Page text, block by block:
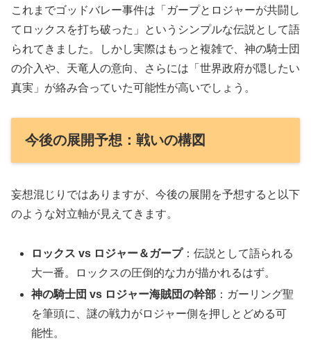
これまでゴッドバレー事件は「ガープとロジャーが共闘し
てロックスを打ち破った」というシンプルな伝説として語
られてきました。しかし実際はもっと複雑で、神の騎士団
の介入や、天竜人の意向、さらには「世界政府が隠したい
真実」が絡み合っていた可能性が高いでしょう。
今後の展開予想：戦いの構図
妄想混じりではありますが、今後の展開を予想すると以下
のような対立軸が見えてきます。
ロックス vs ロジャー＆ガープ：伝説として語られる
大一番。ロックスの圧倒的な力が描かれるはず。
神の騎士団 vs ロジャー海賊団の幹部 ：ガーリング聖
を筆頭に、謎の戦力がロジャー側を押しとどめる可
能性。